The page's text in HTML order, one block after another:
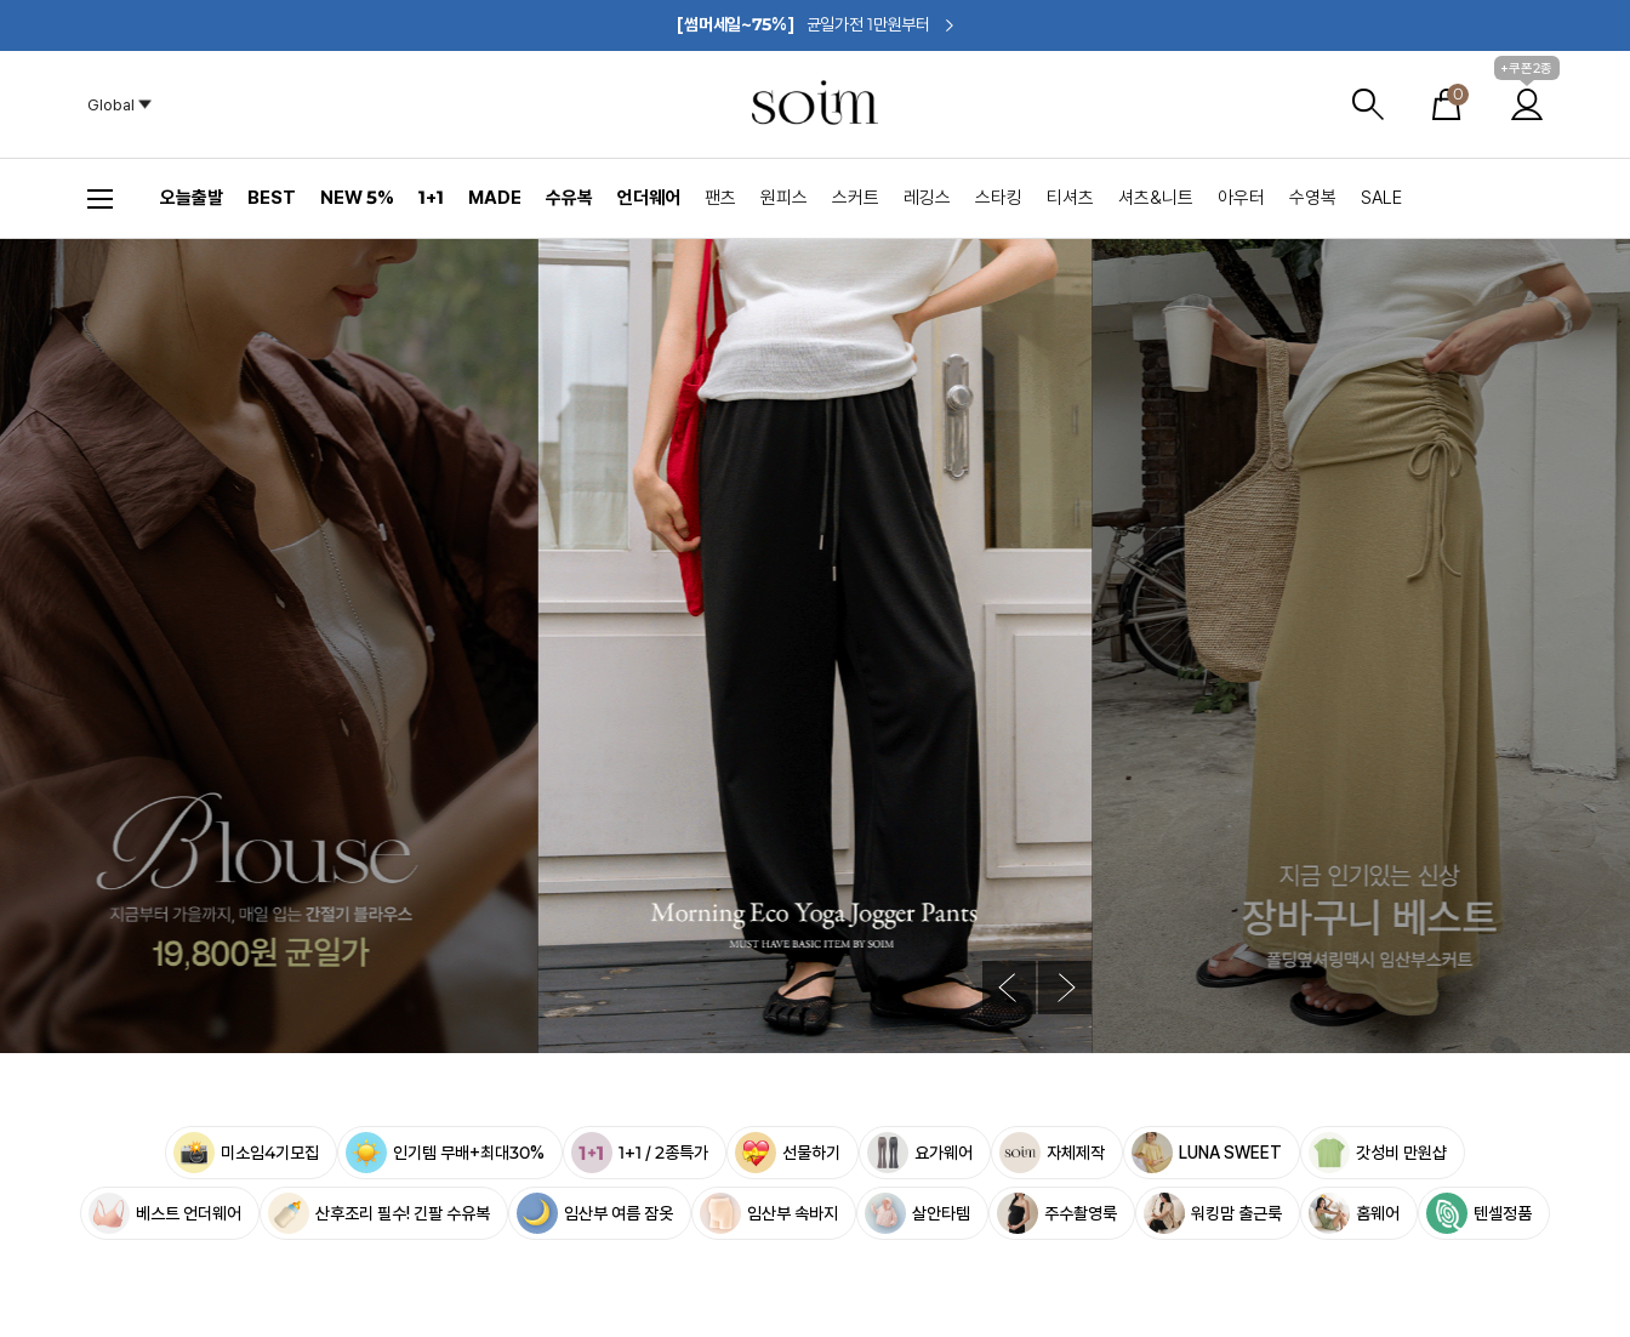
[썸머세일~75%] 균일가전 1만원부터
Global
0
+쿠폰2종
오늘출발 BEST NEW 5% 1+1 MADE 수유복 언더웨어 팬츠 원피스 스커트 레깅스 스타킹 티셔츠 셔츠&니트 아우터 수영복 SALE
미소임4기모집 인기템 무배+최대30% 1+1 / 2종특가 선물하기 요가웨어 자체제작 LUNA SWEET 갓성비 만원샵
베스트 언더웨어 산후조리 필수! 긴팔 수유복 임산부 여름 잠옷 임산부 속바지 살안타템 주수촬영룩 워킹맘 출근룩 홈웨어 텐셀정품